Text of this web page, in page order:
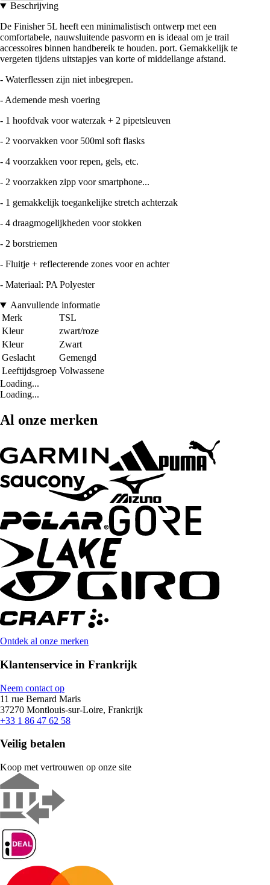
Beschrijving
De Finisher 5L heeft een minimalistisch ontwerp met een
comfortabele, nauwsluitende pasvorm en is ideaal om je trail
accessoires binnen handbereik te houden. port. Gemakkelijk te
vergeten tijdens uitstapjes van korte of middellange afstand.
- Waterflessen zijn niet inbegrepen.
- Ademende mesh voering
- 1 hoofdvak voor waterzak + 2 pipetsleuven
- 2 voorvakken voor 500ml soft flasks
- 4 voorzakken voor repen, gels, etc.
- 2 voorzakken zipp voor smartphone...
- 1 gemakkelijk toegankelijke stretch achterzak
- 4 draagmogelijkheden voor stokken
- 2 borstriemen
- Fluitje + reflecterende zones voor en achter
- Materiaal: PA Polyester
Aanvullende informatie
Merk
TSL
Kleur
zwart/roze
Kleur
Zwart
Geslacht
Gemengd
Leeftijdsgroep Volwassene
Loading...
Loading...
Al onze merken
Ontdek al onze merken
Klantenservice in Frankrijk
Neem contact op
11 rue Bernard Maris
37270 Montlouis-sur-Loire, Frankrijk
+33 1 86 47 62 58
Veilig betalen
Koop met vertrouwen op onze site